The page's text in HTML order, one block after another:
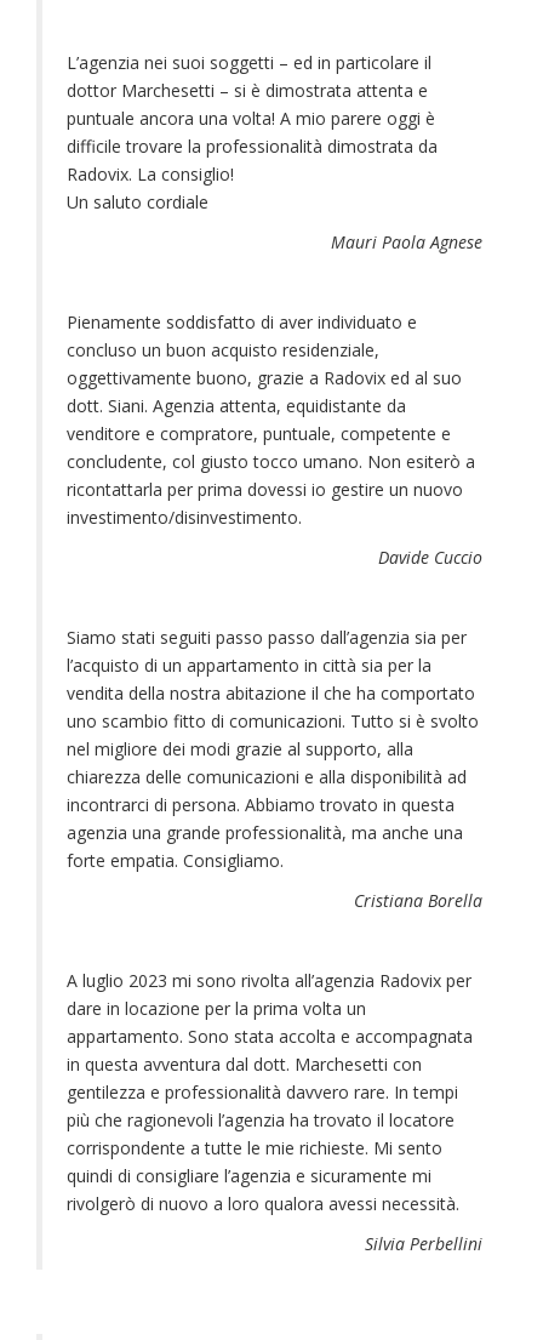
L’agenzia nei suoi soggetti – ed in particolare il
dottor Marchesetti – si è dimostrata attenta e
puntuale ancora una volta! A mio parere oggi è
difficile trovare la professionalità dimostrata da
Radovix. La consiglio!
Un saluto cordiale
Mauri Paola Agnese
Pienamente soddisfatto di aver individuato e
concluso un buon acquisto residenziale,
oggettivamente buono, grazie a Radovix ed al suo
dott. Siani. Agenzia attenta, equidistante da
venditore e compratore, puntuale, competente e
concludente, col giusto tocco umano. Non esiterò a
ricontattarla per prima dovessi io gestire un nuovo
investimento/disinvestimento.
Davide Cuccio
Siamo stati seguiti passo passo dall’agenzia sia per
l’acquisto di un appartamento in città sia per la
vendita della nostra abitazione il che ha comportato
uno scambio fitto di comunicazioni. Tutto si è svolto
nel migliore dei modi grazie al supporto, alla
chiarezza delle comunicazioni e alla disponibilità ad
incontrarci di persona. Abbiamo trovato in questa
agenzia una grande professionalità, ma anche una
forte empatia. Consigliamo.
Cristiana Borella
A luglio 2023 mi sono rivolta all’agenzia Radovix per
dare in locazione per la prima volta un
appartamento. Sono stata accolta e accompagnata
in questa avventura dal dott. Marchesetti con
gentilezza e professionalità davvero rare. In tempi
più che ragionevoli l’agenzia ha trovato il locatore
corrispondente a tutte le mie richieste. Mi sento
quindi di consigliare l’agenzia e sicuramente mi
rivolgerò di nuovo a loro qualora avessi necessità.
Silvia Perbellini